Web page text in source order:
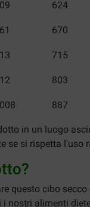
624
670
715
803
887
in un luogo
se si rispetta l'uso
questo cibo
nostri alimenti